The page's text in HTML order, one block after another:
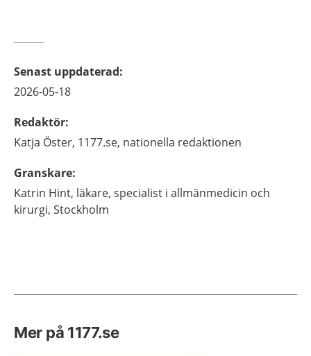
Senast uppdaterad:
2026-05-18
Redaktör:
Katja Öster, 1177.se, nationella redaktionen
Granskare:
Katrin Hint, läkare, specialist i allmänmedicin och
kirurgi, Stockholm
Mer på 1177.se